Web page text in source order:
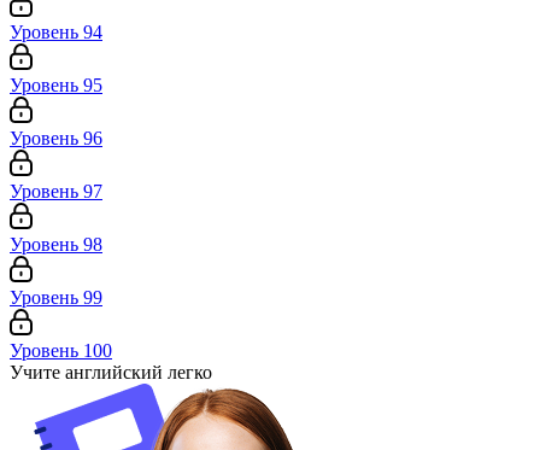
Уровень 94
Уровень 95
Уровень 96
Уровень 97
Уровень 98
Уровень 99
Уровень 100
Учите английский легко